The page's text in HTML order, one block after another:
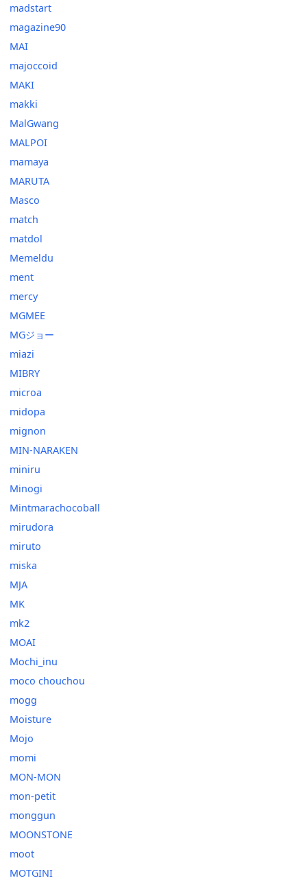
madstart
magazine90
MAI
majoccoid
MAKI
makki
MalGwang
MALPOI
mamaya
MARUTA
Masco
match
matdol
Memeldu
ment
mercy
MGMEE
MGジョー
miazi
MIBRY
microa
midopa
mignon
MIN-NARAKEN
miniru
Minogi
Mintmarachocoball
mirudora
miruto
miska
MJA
MK
mk2
MOAI
Mochi_inu
moco chouchou
mogg
Moisture
Mojo
momi
MON-MON
mon-petit
monggun
MOONSTONE
moot
MOTGINI